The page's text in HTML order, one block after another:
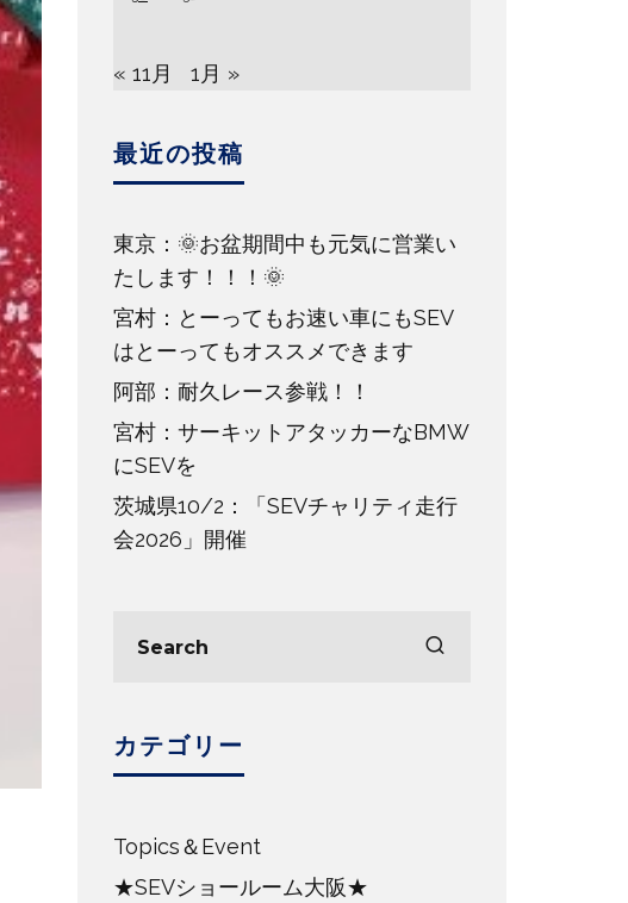
« 11月 1月 »
最近の投稿
東京：🌞お盆期間中も元気に営業い
たします！！！🌞
宮村：とーってもお速い車にもSEV
はとーってもオススメできます
阿部：耐久レース参戦！！
宮村：サーキットアタッカーなBMW
にSEVを
茨城県10/2：「SEVチャリティ走行
会2026」開催
カテゴリー
Topics＆Event
★SEVショールーム大阪★